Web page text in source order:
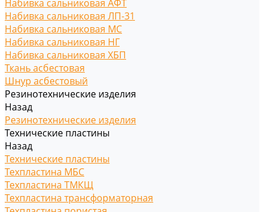
Набивка сальниковая АФТ
Набивка сальниковая ЛП-31
Набивка сальниковая МС
Набивка сальниковая НГ
Набивка сальниковая ХБП
Ткань асбестовая
Шнур асбестовый
Резинотехнические изделия
Назад
Резинотехнические изделия
Технические пластины
Назад
Технические пластины
Техпластина МБС
Техпластина ТМКЩ
Техпластина трансформаторная